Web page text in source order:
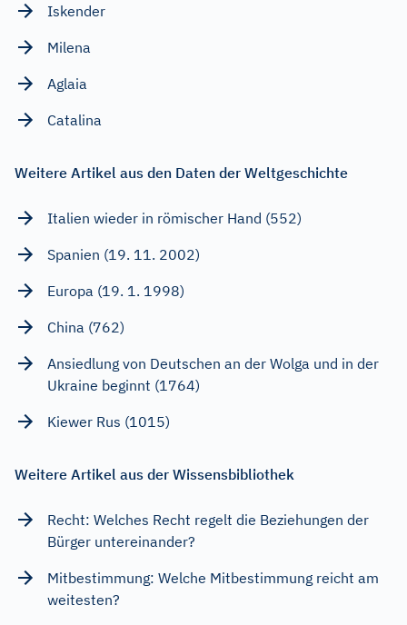
Iskender
Milena
Aglaia
Catalina
Weitere Artikel aus den Daten der Weltgeschichte
Italien wieder in römischer Hand (552)
Spanien (19. 11. 2002)
Europa (19. 1. 1998)
China (762)
Ansiedlung von Deutschen an der Wolga und in der
Ukraine beginnt (1764)
Kiewer Rus (1015)
Weitere Artikel aus der Wissensbibliothek
Recht: Welches Recht regelt die Beziehungen der
Bürger untereinander?
Mitbestimmung: Welche Mitbestimmung reicht am
weitesten?